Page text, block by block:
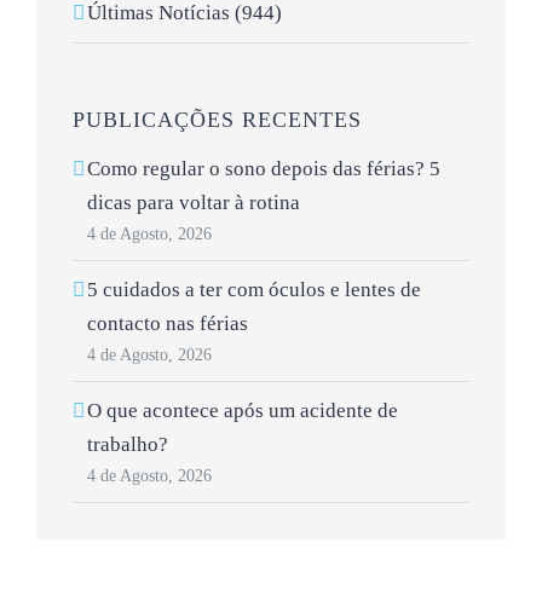
Últimas Notícias (944)
PUBLICAÇÕES RECENTES
Como regular o sono depois das férias? 5
dicas para voltar à rotina
4 de Agosto, 2026
5 cuidados a ter com óculos e lentes de
contacto nas férias
4 de Agosto, 2026
O que acontece após um acidente de
trabalho?
4 de Agosto, 2026